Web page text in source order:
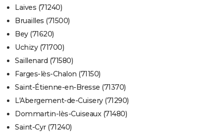
Laives (71240)
Bruailles (71500)
Bey (71620)
Uchizy (71700)
Saillenard (71580)
Farges-lès-Chalon (71150)
Saint-Étienne-en-Bresse (71370)
L'Abergement-de-Cuisery (71290)
Dommartin-lès-Cuiseaux (71480)
Saint-Cyr (71240)